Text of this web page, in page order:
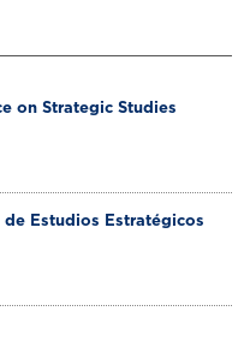
on Strategic Studies
de Estudios Estratégicos